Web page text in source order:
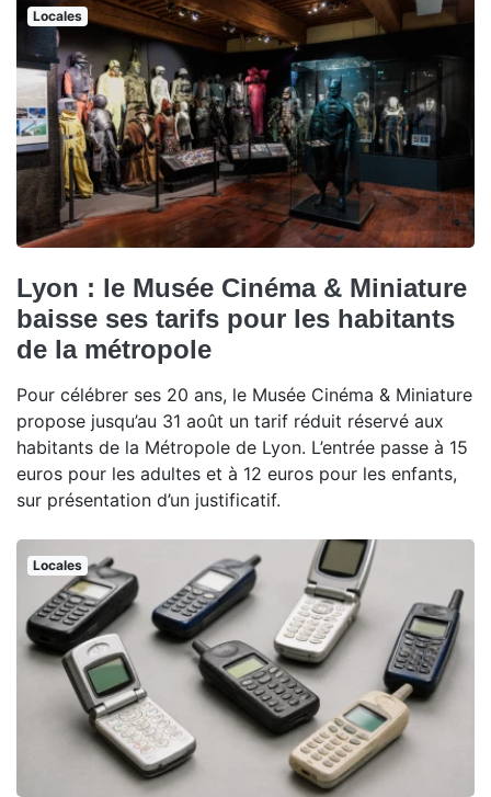
Locales
Lyon : le Musée Cinéma & Miniature
baisse ses tarifs pour les habitants
de la métropole
Pour célébrer ses 20 ans, le Musée Cinéma & Miniature
propose jusqu’au 31 août un tarif réduit réservé aux
habitants de la Métropole de Lyon. L’entrée passe à 15
euros pour les adultes et à 12 euros pour les enfants,
sur présentation d’un justificatif.
Locales